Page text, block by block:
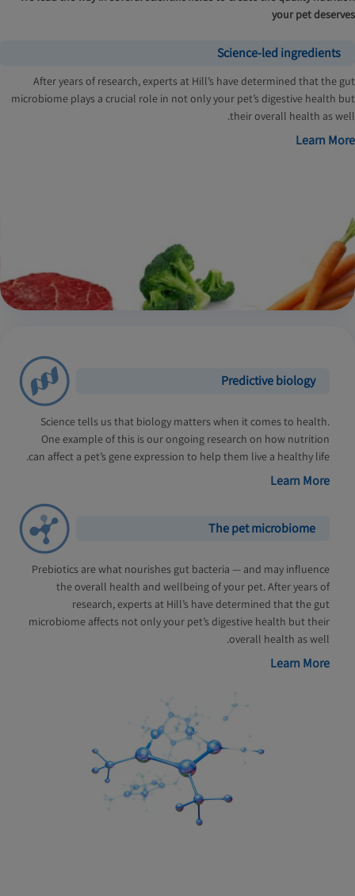
your pet deserves
Science-led ingredients
After years of research, experts at Hill’s have determined that the gut
microbiome plays a crucial role in not only your pet’s digestive health but
their overall health as well.
Learn More
Predictive biology
Science tells us that biology matters when it comes to health.
One example of this is our ongoing research on how nutrition
can affect a pet’s gene expression to help them live a healthy life.
Learn More
The pet microbiome
Prebiotics are what nourishes gut bacteria — and may influence
the overall health and wellbeing of your pet. After years of
research, experts at Hill’s have determined that the gut
microbiome affects not only your pet’s digestive health but their
overall health as well.
Learn More